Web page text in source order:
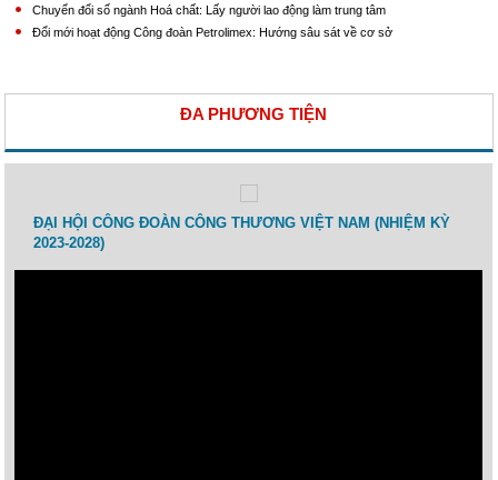
Chuyển đổi số ngành Hoá chất: Lấy người lao động làm trung tâm
Đổi mới hoạt động Công đoàn Petrolimex: Hướng sâu sát về cơ sở
ĐA PHƯƠNG TIỆN
ĐẠI HỘI CÔNG ĐOÀN CÔNG THƯƠNG VIỆT NAM (NHIỆM KỲ
2023-2028)